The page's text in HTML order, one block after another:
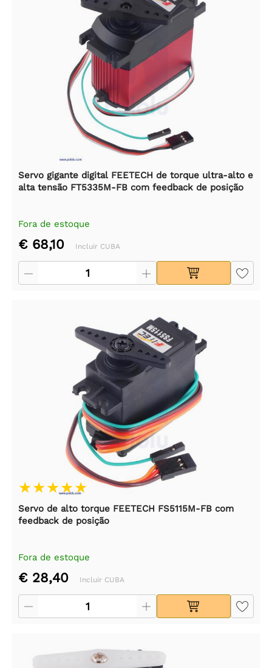
Servo gigante digital FEETECH de torque ultra-alto e
alta tensão FT5335M-FB com feedback de posição
Fora de estoque
€ 68,10 Incluir CUBA
Servo de alto torque FEETECH FS5115M-FB com
feedback de posição
Fora de estoque
€ 28,40 Incluir CUBA